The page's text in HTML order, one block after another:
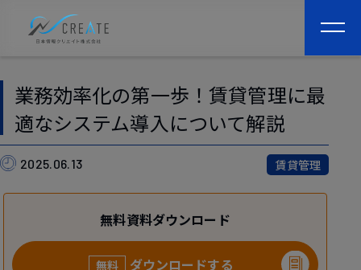
業務効率化の第一歩！賃貸管理に最
適なシステム導入について解説
2025.06.13 賃貸管理
無料資料ダウンロード
無料 ダウンロードする